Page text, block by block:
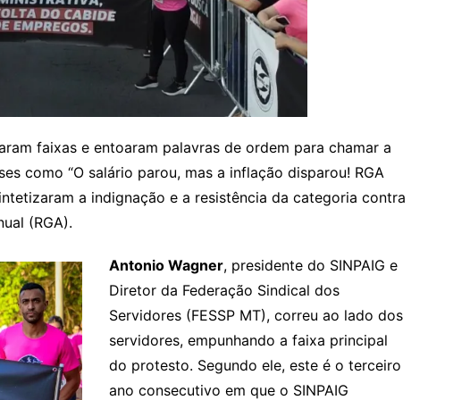
faixas e entoaram palavras de ordem para chamar a
como “O salário parou, mas a inflação disparou! RGA
a indignação e a resistência da categoria contra
(RGA).
Antonio Wagner, presidente do SINPAIG e
Diretor da Federação Sindical dos
Servidores (FESSP MT), correu ao lado dos
servidores, empunhando a faixa principal
do protesto. Segundo ele, este é o terceiro
ano consecutivo em que o SINPAIG